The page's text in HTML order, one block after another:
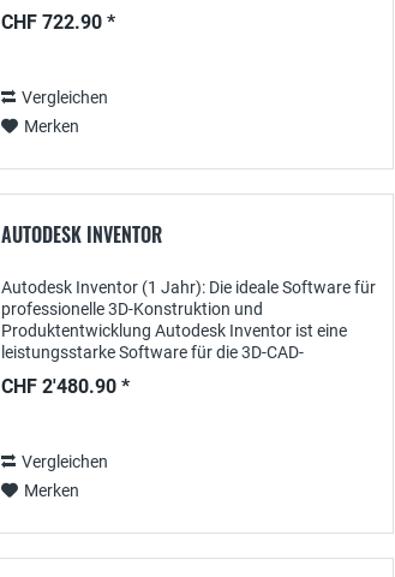
Zeichnungen und Revit...
CHF 722.90 *
Vergleichen
Merken
AUTODESK INVENTOR
Autodesk Inventor (1 Jahr): Die ideale Software für
professionelle 3D-Konstruktion und
Produktentwicklung Autodesk Inventor ist eine
leistungsstarke Software für die 3D-CAD-
und...
CHF 2'480.90 *
Vergleichen
Merken